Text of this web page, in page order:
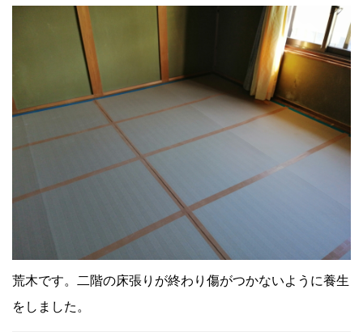
荒木です。二階の床張りが終わり傷がつかないように養生
をしました。